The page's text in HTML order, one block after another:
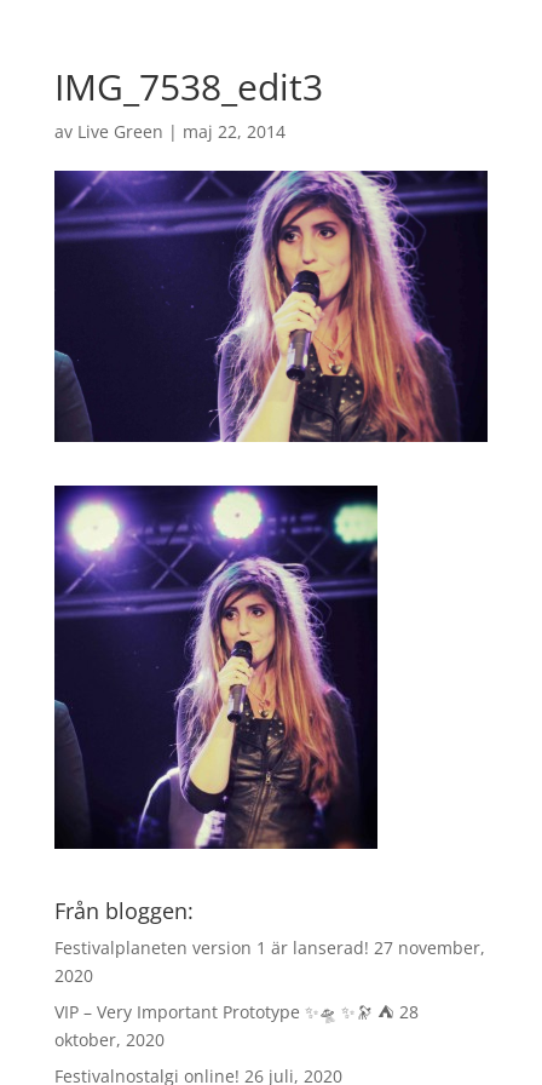
IMG_7538_edit3
av Live Green | maj 22, 2014
Från bloggen:
Festivalplaneten version 1 är lanserad! 27 november,
2020
VIP – Very Important Prototype ✨🛸 ✨🔭 ⛺️ 28
oktober, 2020
Festivalnostalgi online! 26 juli, 2020